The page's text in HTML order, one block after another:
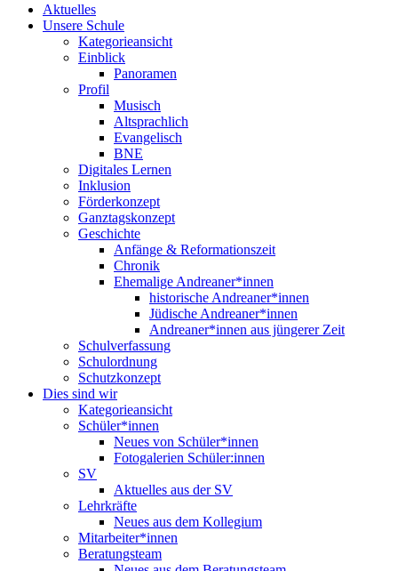
Aktuelles
Unsere Schule
Kategorieansicht
Einblick
Panoramen
Profil
Musisch
Altsprachlich
Evangelisch
BNE
Digitales Lernen
Inklusion
Förderkonzept
Ganztagskonzept
Geschichte
Anfänge & Reformationszeit
Chronik
Ehemalige Andreaner*innen
historische Andreaner*innen
Jüdische Andreaner*innen
Andreaner*innen aus jüngerer Zeit
Schulverfassung
Schulordnung
Schutzkonzept
Dies sind wir
Kategorieansicht
Schüler*innen
Neues von Schüler*innen
Fotogalerien Schüler:innen
SV
Aktuelles aus der SV
Lehrkräfte
Neues aus dem Kollegium
Mitarbeiter*innen
Beratungsteam